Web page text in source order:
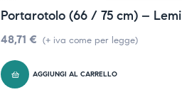
Portarotolo (66 / 75 cm) – Lemi
48,71 € (+ iva come per legge)
AGGIUNGI AL CARRELLO